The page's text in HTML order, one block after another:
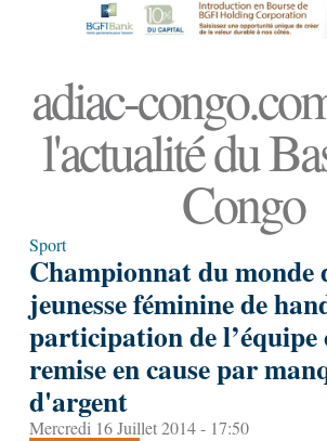
adiac-
l'actualité du
Congo
Sport
Championnat du monde
jeunesse féminine de
participation de l’équipe
remise en cause par
d'argent
Mercredi 16 Juillet 2014 - 17:50